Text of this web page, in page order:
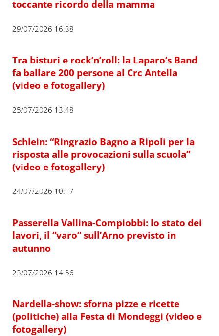
toccante ricordo della mamma
29/07/2026 16:38
Tra bisturi e rock’n’roll: la Laparo’s Band
fa ballare 200 persone al Crc Antella
(video e fotogallery)
25/07/2026 13:48
Schlein: “Ringrazio Bagno a Ripoli per la
risposta alle provocazioni sulla scuola”
(video e fotogallery)
24/07/2026 10:17
Passerella Vallina-Compiobbi: lo stato dei
lavori, il “varo” sull’Arno previsto in
autunno
23/07/2026 14:56
Nardella-show: sforna pizze e ricette
(politiche) alla Festa di Mondeggi (video e
fotogallery)